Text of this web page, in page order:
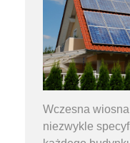
Wczesna
niezwykle